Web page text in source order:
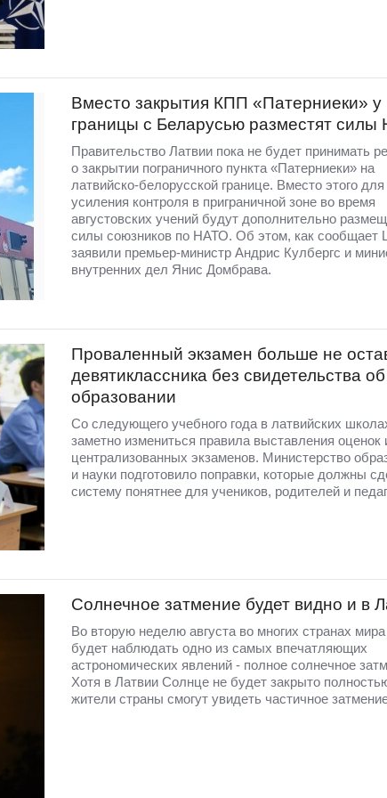
Вместо закрытия КПП «Патерниеки» у
границы с Беларусью разместят
Правительство Латвии пока не будет принимать
о закрытии пограничного пункта «Патерниеки» на
латвийско-белорусской границе. Вместо этого для
усиления контроля в приграничной зоне во время
августовских учений будут дополнительно
силы союзников по НАТО. Об этом, как сообщает
заявили премьер-министр Андрис Кулбергс и
внутренних дел Янис Домбрава.
Проваленный экзамен больше не
девятиклассника без свидетельства об
образовании
Со следующего учебного года в латвийских
заметно измениться правила выставления оценок
централизованных экзаменов. Министерство
и науки подготовило поправки, которые должны
систему понятнее для учеников, родителей и
Солнечное затмение будет видно и в
Во вторую неделю августа во многих странах
будет наблюдать одно из самых впечатляющих
астрономических явлений - полное солнечное
Хотя в Латвии Солнце не будет закрыто
жители страны смогут увидеть частичное